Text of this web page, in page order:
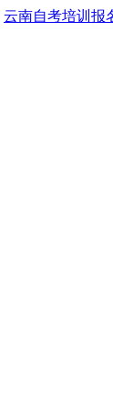
云南自考培训报